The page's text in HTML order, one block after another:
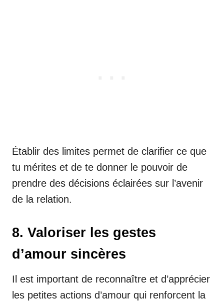
Établir des limites permet de clarifier ce que
tu mérites et de te donner le pouvoir de
prendre des décisions éclairées sur l’avenir
de la relation.
8. Valoriser les gestes
d’amour sincères
Il est important de reconnaître et d’apprécier
les petites actions d’amour qui renforcent la